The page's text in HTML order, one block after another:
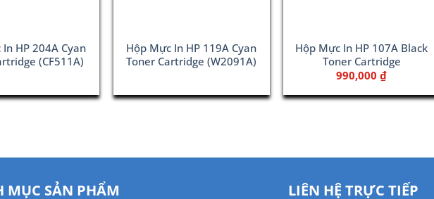
HP 204A Cyan
(CF511A)
Hộp Mực In HP 119A Cyan
Toner Cartridge (W2091A)
Hộp Mực In HP 107A Black
Toner Cartridge
990,000₫
MỤC SẢN PHẨM LIÊN HỆ TRỰC TIẾP